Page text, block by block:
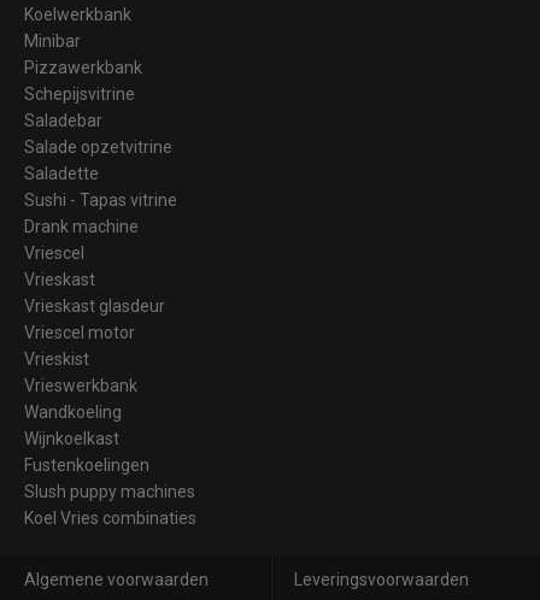
Koelwerkbank
Minibar
Pizzawerkbank
Schepijsvitrine
Saladebar
Salade opzetvitrine
Saladette
Sushi - Tapas vitrine
Drank machine
Vriescel
Vrieskast
Vrieskast glasdeur
Vriescel motor
Vrieskist
Vrieswerkbank
Wandkoeling
Wijnkoelkast
Fustenkoelingen
Slush puppy machines
Koel Vries combinaties
Algemene voorwaarden Leveringsvoorwaarden